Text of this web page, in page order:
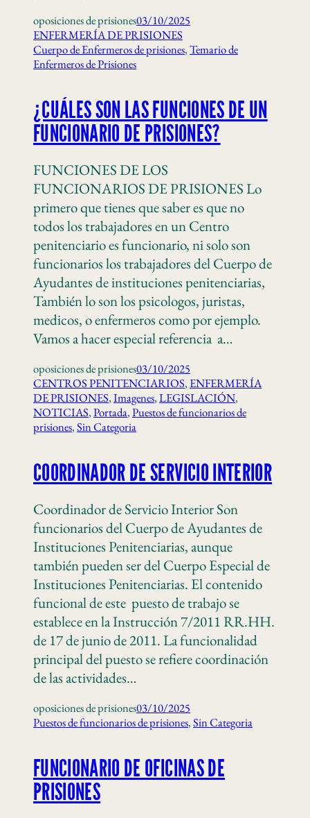
oposiciones de prisiones03/10/2025
ENFERMERÍA DE PRISIONES
Cuerpo de Enfermeros de prisiones, Temario de
Enfermeros de Prisiones
¿CUÁLES SON LAS FUNCIONES DE UN
FUNCIONARIO DE PRISIONES?
FUNCIONES DE LOS
FUNCIONARIOS DE PRISIONES Lo
primero que tienes que saber es que no
todos los trabajadores en un Centro
penitenciario es funcionario, ni solo son
funcionarios los trabajadores del Cuerpo de
Ayudantes de instituciones penitenciarias,
También lo son los psicologos, juristas,
medicos, o enfermeros como por ejemplo.
Vamos a hacer especial referencia a…
oposiciones de prisiones03/10/2025
CENTROS PENITENCIARIOS, ENFERMERÍA
DE PRISIONES, Imagenes, LEGISLACIÓN
NOTICIAS, Portada, Puestos de funcionarios de
prisiones, Sin Categoria
COORDINADOR DE SERVICIO INTERIOR
Coordinador de Servicio Interior Son
funcionarios del Cuerpo de Ayudantes de
Instituciones Penitenciarias, aunque
también pueden ser del Cuerpo Especial de
Instituciones Penitenciarias. El contenido
funcional de este puesto de trabajo se
establece en la Instrucción 7/2011 RR.HH.
de 17 de junio de 2011. La funcionalidad
principal del puesto se refiere coordinación
de las actividades…
oposiciones de prisiones03/10/2025
Puestos de funcionarios de prisiones, Sin Categoria
FUNCIONARIO DE OFICINAS DE
PRISIONES